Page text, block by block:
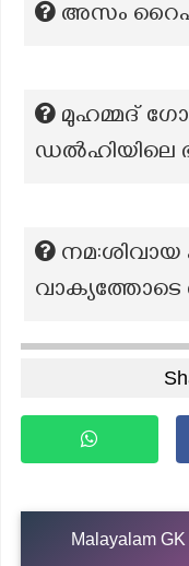
അസം
മുഹമ്മദ്
ഡൽഹിയിലെ
നമ:ശിവായ
വാക്യത്തോടെ
Malayalam GK